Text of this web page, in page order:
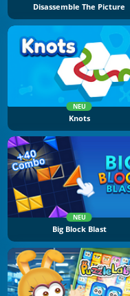
Disassemble The Picture
NEU
Knots
NEU
Big Block Blast